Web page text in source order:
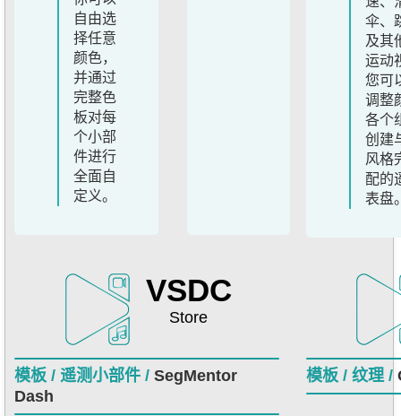
自由选
择任意
颜色，
并通过
完整色
板对每
个小部
件进行
全面自
定义。
伞、
及其
运动
您可
调整
各个
创建
风格
配的
表盘
VSDC
Store
模板 / 遥测小部件 / SegMentor
Dash
模板 / 纹理 /